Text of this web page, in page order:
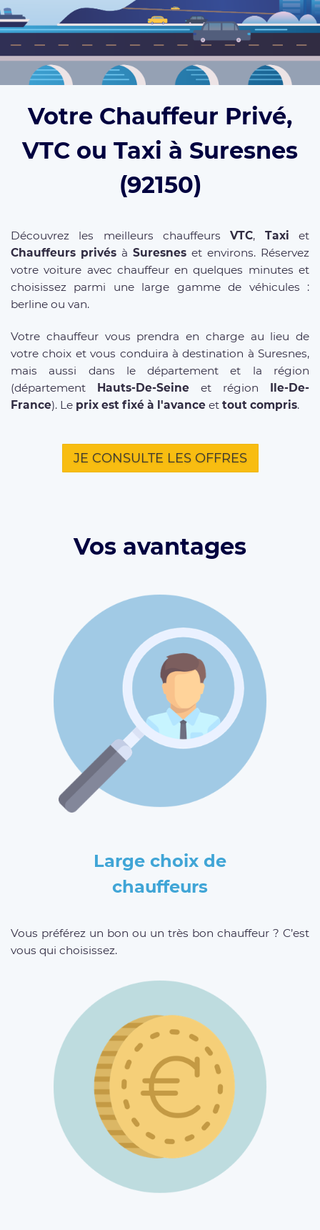
Votre Chauffeur Privé,
VTC ou Taxi à Suresnes
(92150)
Découvrez les meilleurs chauffeursVTC, Taxi et
Chauffeurs privés à Suresnes et environs. Réservez
votre voiture avec chauffeur en quelques minutes et
choisissez parmi une large gamme de véhicules :
berline ou van.
Votre chauffeur vous prendra en charge au lieu de
votre choix et vous conduira à destination à Suresnes,
mais aussi dans le département et la région
(département
Hauts-De-Seine et région
Ile-De-
France). Le prix est fixé à l'avance et tout compris.
JE CONSULTE LES OFFRES
Vos avantages
Large choix de
chauffeurs
Vous préférez un bon ou un très bon chauffeur ? C’est
vous qui choisissez.